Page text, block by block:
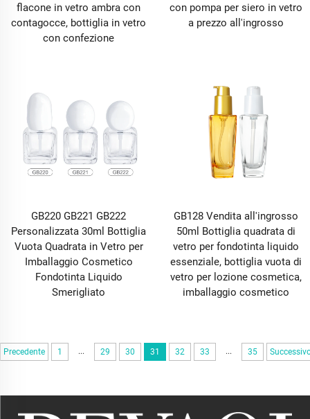
flacone in vetro ambra con
contagocce, bottiglia in vetro
con confezione
con pompa per siero in vetro
a prezzo all'ingrosso
GB220 GB221 GB222
Personalizzata 30ml Bottiglia
Vuota Quadrata in Vetro per
Imballaggio Cosmetico
Fondotinta Liquido
Smerigliato
GB128 Vendita all'ingrosso
50ml Bottiglia quadrata di
vetro per fondotinta liquido
essenziale, bottiglia vuota di
vetro per lozione cosmetica,
imballaggio cosmetico
Precedente 1 ... 29 30 31 32 33 ... 35